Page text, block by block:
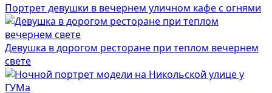
Портрет девушки в вечернем уличном кафе с огнями
Девушка в дорогом ресторане при теплом вечернем
свете